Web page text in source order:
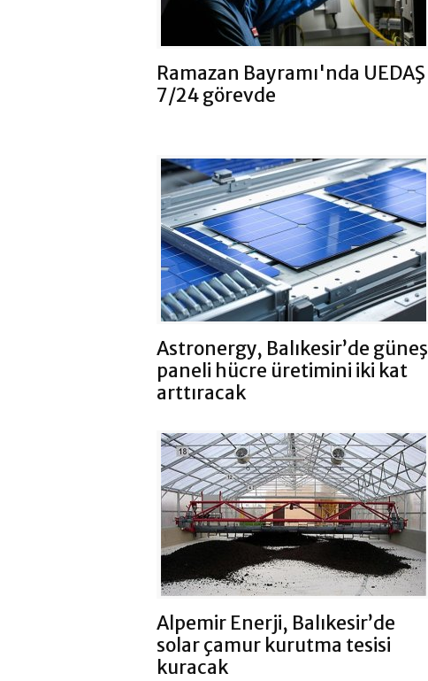
Ramazan Bayramı'nda UEDAŞ
7/24 görevde
Astronergy, Balıkesir’de güneş
paneli hücre üretimini iki kat
arttıracak
Alpemir Enerji, Balıkesir’de
solar çamur kurutma tesisi
kuracak